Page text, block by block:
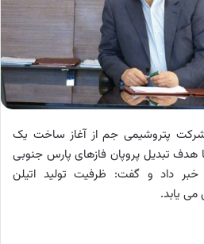
پتروشیمی جم از آغاز ساخت یک
هدف تبدیل پروپان فازهای پارس جنوبی
خبر داد و گفت: ظرفیت تولید اتیلن
.